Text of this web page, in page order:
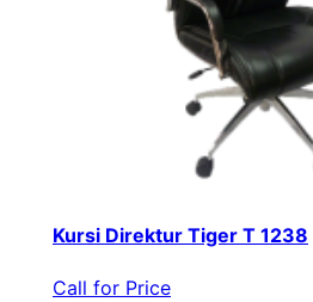
Kursi Direktur Tiger T 1238
Call for Price